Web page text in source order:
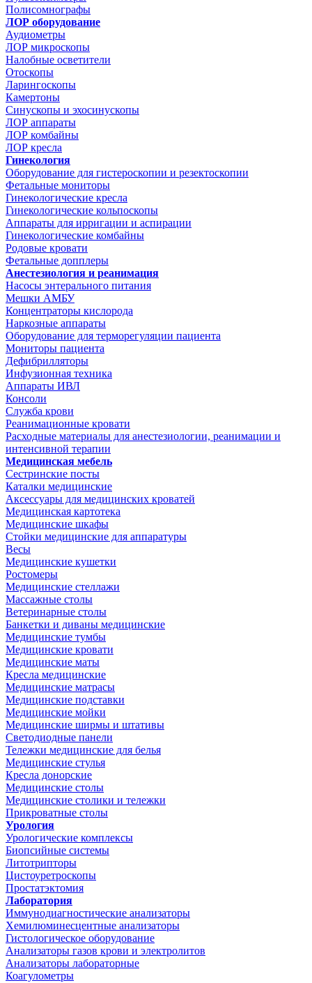
Полисомнографы
ЛОР оборудование
Аудиометры
ЛОР микроскопы
Налобные осветители
Отоскопы
Ларингоскопы
Камертоны
Синускопы и эхосинускопы
ЛОР аппараты
ЛОР комбайны
ЛОР кресла
Гинекология
Оборудование для гистероскопии и резектоскопии
Фетальные мониторы
Гинекологические кресла
Гинекологические кольпоскопы
Аппараты для ирригации и аспирации
Гинекологические комбайны
Родовые кровати
Фетальные допплеры
Анестезиология и реанимация
Насосы энтерального питания
Мешки АМБУ
Концентраторы кислорода
Наркозные аппараты
Оборудование для терморегуляции пациента
Мониторы пациента
Дефибрилляторы
Инфузионная техника
Аппараты ИВЛ
Консоли
Служба крови
Реанимационные кровати
Расходные материалы для анестезиологии, реанимации и
интенсивной терапии
Медицинская мебель
Сестринские посты
Каталки медицинские
Аксессуары для медицинских кроватей
Медицинская картотека
Медицинские шкафы
Стойки медицинские для аппаратуры
Весы
Медицинские кушетки
Ростомеры
Медицинские стеллажи
Массажные столы
Ветеринарные столы
Банкетки и диваны медицинские
Медицинские тумбы
Медицинские кровати
Медицинские маты
Кресла медицинские
Медицинские матрасы
Медицинские подставки
Медицинские мойки
Медицинские ширмы и штативы
Светодиодные панели
Тележки медицинские для белья
Медицинские стулья
Кресла донорские
Медицинские столы
Медицинские столики и тележки
Прикроватные столы
Урология
Урологические комплексы
Биопсийные системы
Литотрипторы
Цистоуретроскопы
Простатэктомия
Лаборатория
Иммунодиагностические анализаторы
Хемилюминесцентные анализаторы
Гистологическое оборудование
Анализаторы газов крови и электролитов
Анализаторы лабораторные
Коагулометры